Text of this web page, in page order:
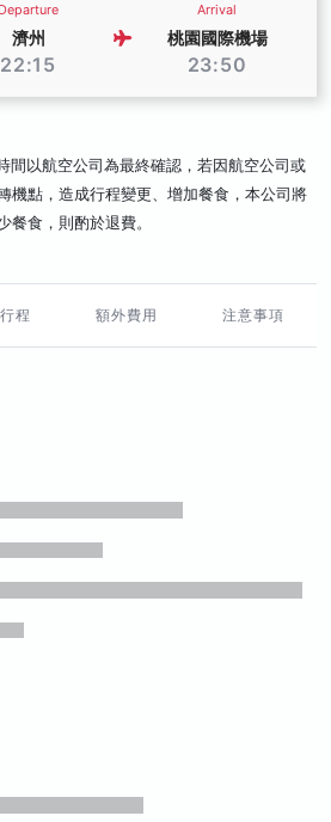
Departure
濟州
22:15
Arrival
桃園國際機場
23:50
間以航空公司為最終確認，若因航空公司或
機點，造成行程變更、增加餐食，本公司將
餐食，則酌於退費。
程 額外費用 注意事項